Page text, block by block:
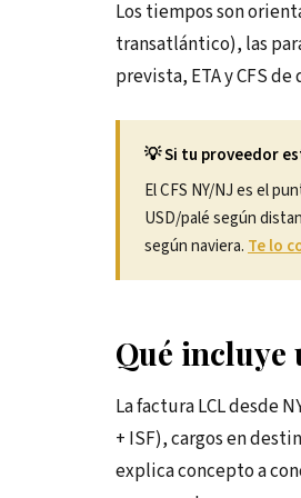
Los tiempos son
transatlántico), las
prevista, ETA y CFS
💡 Si tu proveedor
El CFS NY/NJ es el
USD/palé según
según naviera. Te lo
Qué incluye
La factura LCL desde
+ ISF), cargos en
explica concepto a